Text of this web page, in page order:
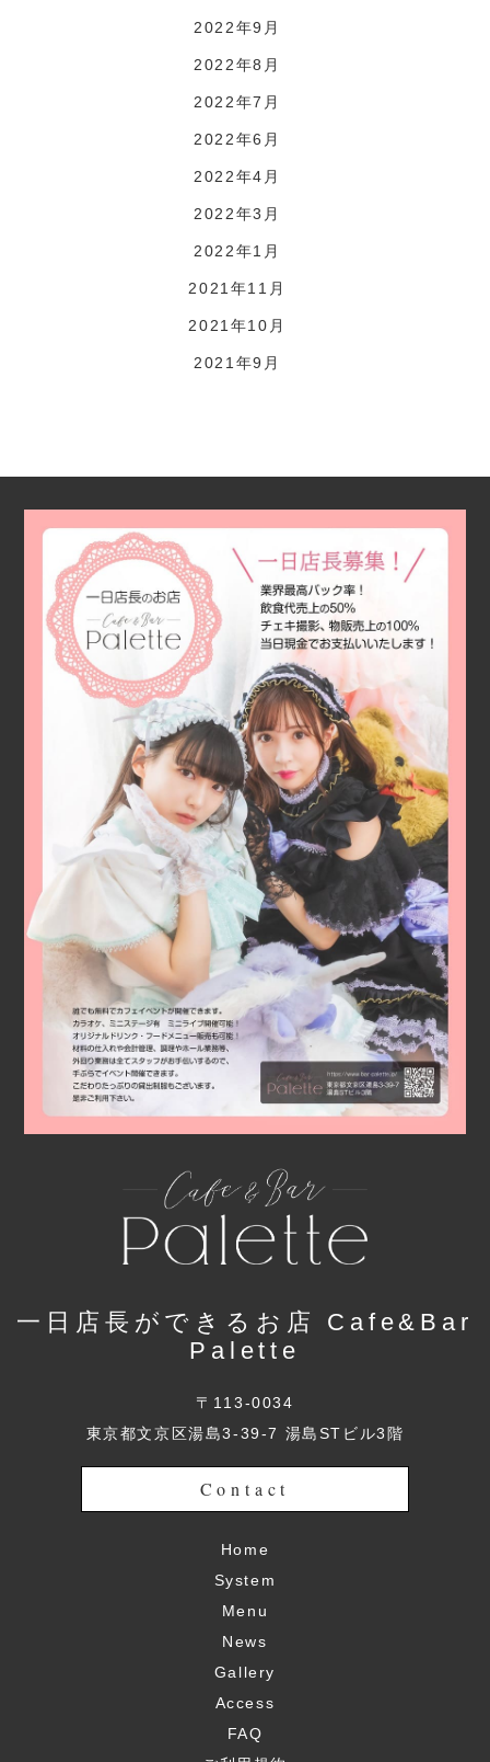
2022年9月
2022年8月
2022年7月
2022年6月
2022年4月
2022年3月
2022年1月
2021年11月
2021年10月
2021年9月
一日店長ができるお店 Cafe&Bar
Palette
〒113-0034
東京都文京区湯島3-39-7 湯島STビル3階
Contact
Home
System
Menu
News
Gallery
Access
FAQ